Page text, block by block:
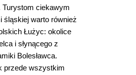
Turystom ciekawym
śląskiej warto również
Łużyc: okolice
i słynącego z
Bolesławca.
przede wszystkim